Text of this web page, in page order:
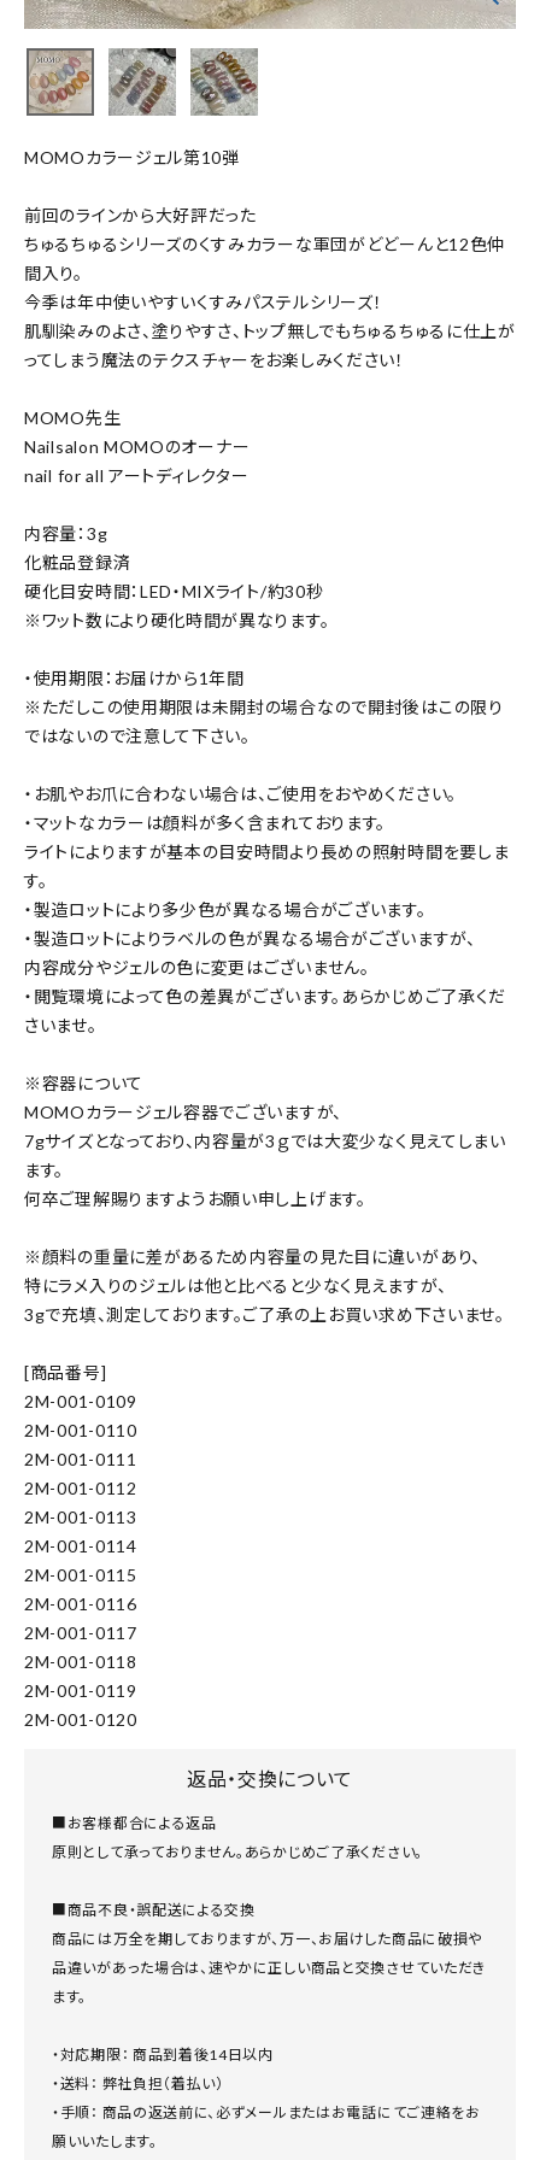
MOMOカラージェル第10弾
前回のラインから大好評だった
ちゅるちゅるシリーズのくすみカラーな軍団がどどーんと12色仲
間入り。
今季は年中使いやすいくすみパステルシリーズ！
肌馴染みのよさ、塗りやすさ、トップ無しでもちゅるちゅるに仕上が
ってしまう魔法のテクスチャーをお楽しみください！
MOMO先生
Nailsalon MOMOのオーナー
nail for all アートディレクター
内容量：3g
化粧品登録済
硬化目安時間：LED・MIXライト/約30秒
※ワット数により硬化時間が異なります。
・使用期限：お届けから1年間
※ただしこの使用期限は未開封の場合なので開封後はこの限り
ではないので注意して下さい。
・お肌やお爪に合わない場合は、ご使用をおやめください。
・マットなカラーは顔料が多く含まれております。
ライトによりますが基本の目安時間より長めの照射時間を要しま
す。
・製造ロットにより多少色が異なる場合がございます。
・製造ロットによりラベルの色が異なる場合がございますが、
内容成分やジェルの色に変更はございません。
・閲覧環境によって色の差異がございます。あらかじめご了承くだ
さいませ。
※容器について
MOMOカラージェル容器でございますが、
7gサイズとなっており、内容量が3ｇでは大変少なく見えてしまい
ます。
何卒ご理解賜りますようお願い申し上げます。
※顔料の重量に差があるため内容量の見た目に違いがあり、
特にラメ入りのジェルは他と比べると少なく見えますが、
3gで充填、測定しております。ご了承の上お買い求め下さいませ。
[商品番号]
2M-001-0109
2M-001-0110
2M-001-0111
2M-001-0112
2M-001-0113
2M-001-0114
2M-001-0115
2M-001-0116
2M-001-0117
2M-001-0118
2M-001-0119
2M-001-0120
返品・交換について
■お客様都合による返品
原則として承っておりません。あらかじめご了承ください。
■商品不良・誤配送による交換
商品には万全を期しておりますが、万一、お届けした商品に破損や
品違いがあった場合は、速やかに正しい商品と交換させていただき
ます。
・対応期限： 商品到着後14日以内
・送料： 弊社負担（着払い）
・手順： 商品の返送前に、必ずメールまたはお電話にてご連絡をお
願いいたします。